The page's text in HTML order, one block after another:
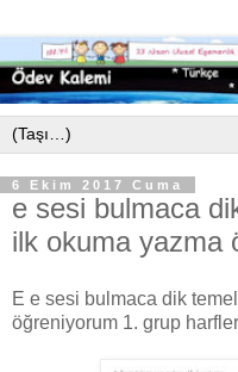
6 Ekim 2017 Cuma
e sesi bulmaca
ilk okuma yazma
E e sesi bulmaca dik
öğreniyorum 1. grup